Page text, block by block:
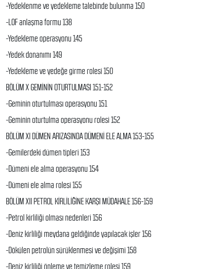
-Yedeklenme ve yedekleme talebinde bulunma 150
-LOF anlaşma formu 138
-Yedekleme operasyonu 145
-Yedek donanımı 149
-Yedekleme ve yedeğe girme rolesi 150
BÖLÜM X GEMİNİN OTURTULMASI 151-152
-Geminin oturtulması operasyonu 151
-Geminin oturtulma operasyonu rolesi 152
BÖLÜM XI DÜMEN ARIZASINDA DÜMENİ ELE ALMA 153-155
-Gemilerdeki dümen tipleri 153
-Dümeni ele alma operasyonu 154
-Dümeni ele alma rolesi 155
BÖLÜM XII PETROL KİRLİLİĞİNE KARŞI MÜDAHALE 156-159
-Petrol kirliliği olması nedenleri 156
-Deniz kirliliği meydana geldiğinde yapılacak işler 156
-Dökülen petrolün sürüklenmesi ve değişimi 158
-Deniz kirliliği önleme ve temizleme rolesi 159